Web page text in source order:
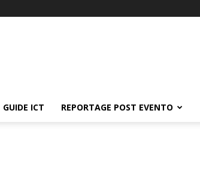
GUIDE ICT REPORTAGE POST EVENTO